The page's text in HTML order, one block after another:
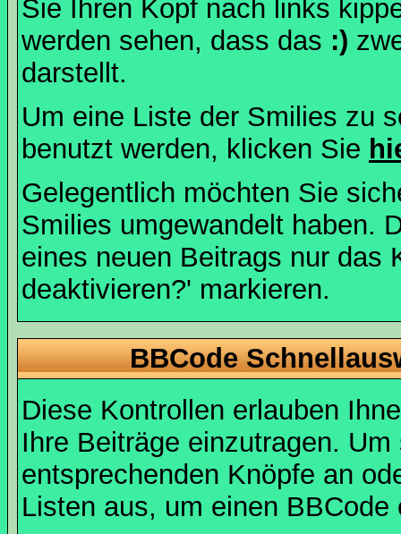
Sie Ihren Kopf nach links
werden sehen, dass das :)
darstellt.
Um eine Liste der Smilies zu
benutzt werden, klicken Sie
Gelegentlich möchten Sie
Smilies umgewandelt haben.
eines neuen Beitrags nur das
deaktivieren?' markieren.
BBCode
Diese Kontrollen erlauben
Ihre Beiträge einzutragen.
entsprechenden Knöpfe an
Listen aus, um einen BBCode